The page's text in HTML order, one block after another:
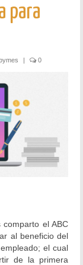
de
para
| 0
el ABC
al beneficio del
el cual
de la primera